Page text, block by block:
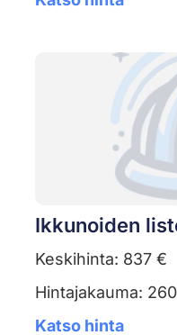
Ikkunoiden
Keskihinta: 837 €
Hintajakauma:
Katso hinta